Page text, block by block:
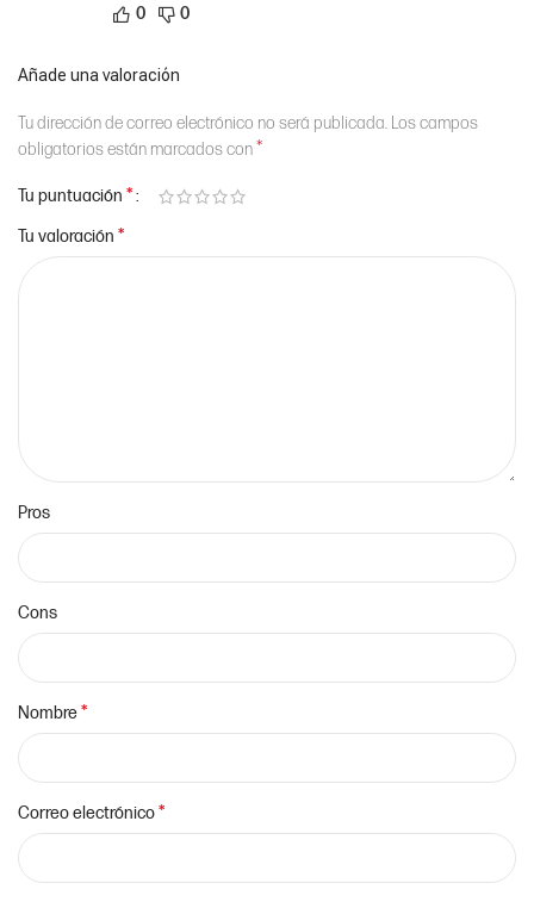
0 0
Añade una valoración
Tu dirección de correo electrónico no será publicada. Los campos
obligatorios están marcados con*
Tu puntuación *
Tu valoración *
Pros
Cons
Nombre*
Correo electrónico*